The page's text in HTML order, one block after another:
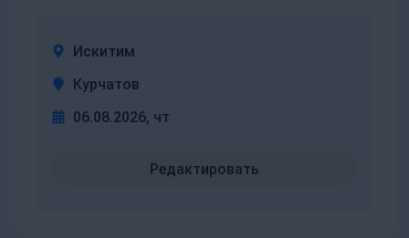
Искитим
Курчатов
06.08.2026, чт
Редактировать